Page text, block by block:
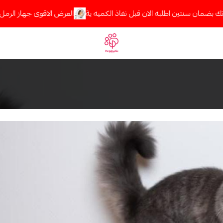
سنتين اطلبه الان قبل نفاذ الكميه ية العرض الاقوى جهاز الرمل
Petaholic